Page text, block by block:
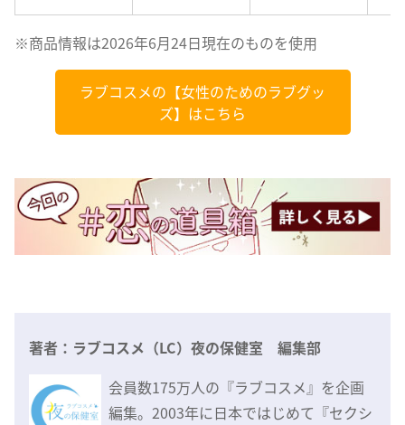
※商品情報は2026年6月24日現在のものを使用
ラブコスメの【女性のためのラブグッ
ズ】はこちら
著者：ラブコスメ（LC）夜の保健室 編集部
会員数175万人の『ラブコスメ』を企画
編集。2003年に日本ではじめて『セクシ